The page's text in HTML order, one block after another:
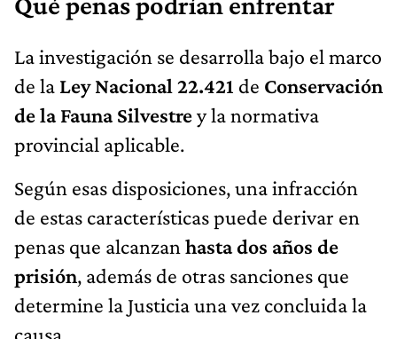
La investigación se desarrolla bajo el marco
de la Ley Nacional 22.421 de Conservación
de la Fauna Silvestrey la normativa
provincial aplicable.
Según esas disposiciones, una infracción
de estas características puede derivar en
penas que alcanzan hasta dos años de
prisión, además de otras sanciones que
determine la Justicia una vez concluida la
causa.